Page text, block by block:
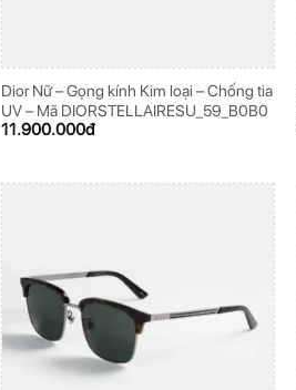
Dior Nữ – Gọng kính Kim loại – Chống tia
UV – Mã DIORSTELLAIRESU_59_B0B0
11.900.000đ